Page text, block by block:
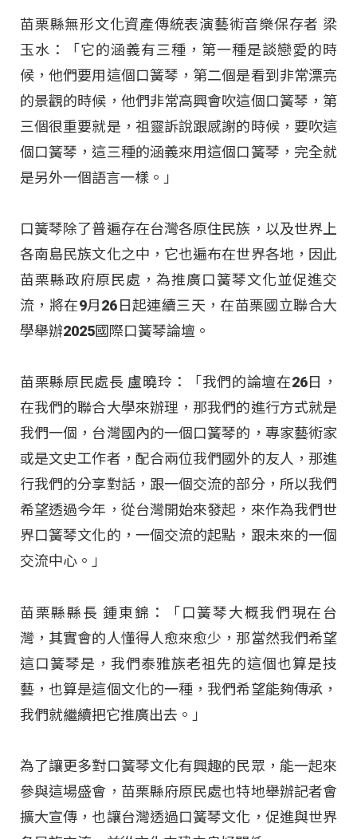
苗栗縣無形文化資產傳統表演藝術音樂保存者 梁
玉水：「它的涵義有三種，第一種是談戀愛的時
候，他們要用這個口簧琴，第二個是看到非常漂亮
的景觀的時候，他們非常高興會吹這個口簧琴，第
三個很重要就是，祖靈訴說跟感謝的時候，要吹這
個口簧琴，這三種的涵義來用這個口簧琴，完全就
是另外一個語言一樣。」
口簧琴除了普遍存在台灣各原住民族，以及世界上
各南島民族文化之中，它也遍布在世界各地，因此
苗栗縣政府原民處，為推廣口簧琴文化並促進交
流，將在9月26日起連續三天，在苗栗國立聯合大
學舉辦2025國際口簧琴論壇。
苗栗縣原民處長 盧曉玲：「我們的論壇在26日，
在我們的聯合大學來辦理，那我們的進行方式就是
我們一個，台灣國內的一個口簧琴的，專家藝術家
或是文史工作者，配合兩位我們國外的友人，那進
行我們的分享對話，跟一個交流的部分，所以我們
希望透過今年，從台灣開始來發起，來作為我們世
界口簧琴文化的，一個交流的起點，跟未來的一個
交流中心。」
苗栗縣縣長 鍾東錦：「口簧琴大概我們現在台
灣，其實會的人懂得人愈來愈少，那當然我們希望
這口簧琴是，我們泰雅族老祖先的這個也算是技
藝，也算是這個文化的一種，我們希望能夠傳承，
我們就繼續把它推廣出去。」
為了讓更多對口簧琴文化有興趣的民眾，能一起來
參與這場盛會，苗栗縣府原民處也特地舉辦記者會
擴大宣傳，也讓台灣透過口簧琴文化，促進與世界